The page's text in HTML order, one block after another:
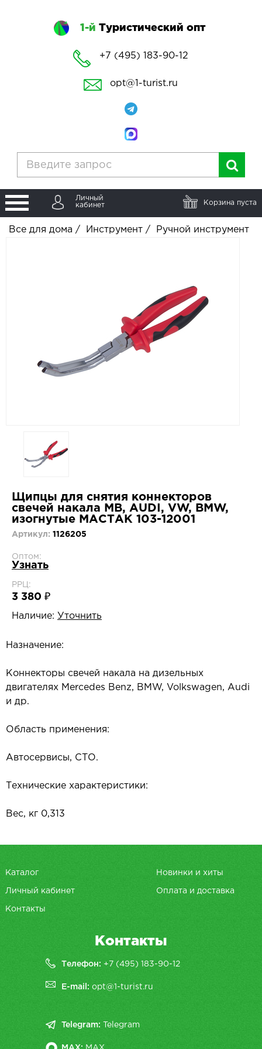
1-й Туристический опт
+7 (495) 183-90-12
opt@1-turist.ru
Личный
кабинет
Корзина пуста
Все для дома / Инструмент / Ручной инструмент
Щипцы для снятия коннекторов
свечей накала MB, AUDI, VW, BMW,
изогнутые МАСТАК 103-12001
Артикул: 1126205
Оптом:
Узнать
РРЦ:
3 380 ₽
Наличие: Уточнить
Назначение:
Коннекторы свечей накала на дизельных
двигателях Mercedes Benz, BMW, Volkswagen, Audi
и др.
Область применения:
Автосервисы, СТО.
Технические характеристики:
Вес, кг 0,313
Каталог Новинки и хиты
Личный кабинет Оплата и доставка
Контакты
Контакты
Телефон: +7 (495) 183-90-12
E-mail:opt@1-turist.ru
Telegram: Telegram